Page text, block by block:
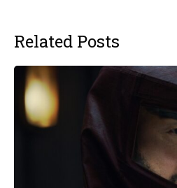
Related Posts